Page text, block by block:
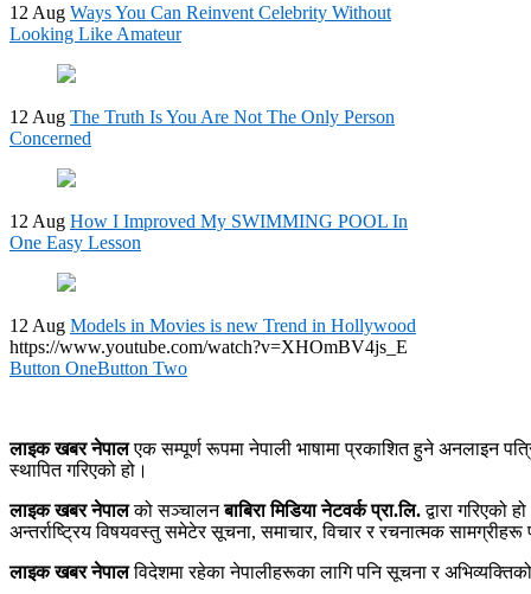
12 Aug Ways You Can Reinvent Celebrity Without
Looking Like Amateur
12 Aug The Truth Is You Are Not The Only Person
Concerned
12 Aug How I Improved My SWIMMING POOL In
One Easy Lesson
12 Aug Models in Movies is new Trend in Hollywood
https://www.youtube.com/watch?v=XHOmBV4js_E
Button OneButton Two
लाइक खबर नेपालएक सम्पूर्ण रूपमा नेपाली भाषामा प्रकाशित हुने अनलाइन
स्थापित गरिएको हो।
लाइक खबर नेपालको सञ्चालनबाबिरा मिडिया नेटवर्क प्रा.लि.द्वारा गरिएको
अन्तर्राष्ट्रिय विषयवस्तु समेटेर सूचना, समाचार, विचार र रचनात्मक
लाइक खबर नेपालविदेशमा रहेका नेपालीहरूका लागि पनि सूचना र